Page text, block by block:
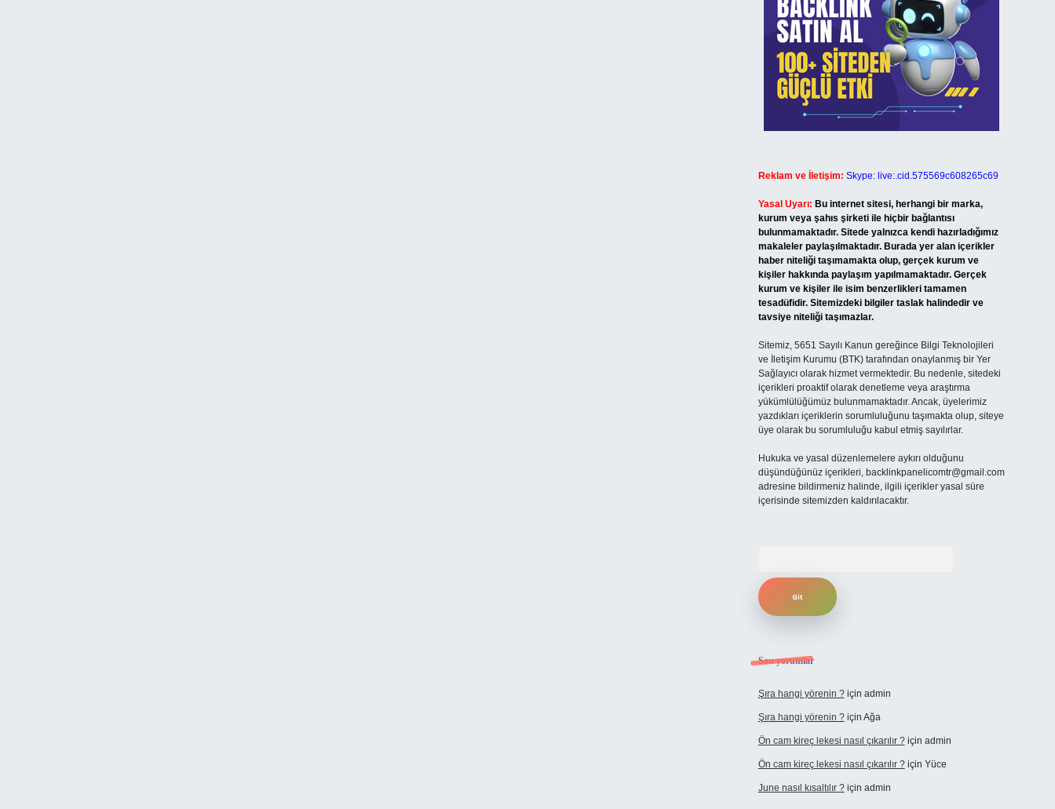
Reklam ve İletişim: Skype: live:.cid.575569c608265c69
Yasal Uyarı: Bu internet sitesi, herhangi bir marka,
kurum veya şahıs şirketi ile hiçbir bağlantısı
bulunmamaktadır. Sitede yalnızca kendi hazırladığımız
makaleler paylaşılmaktadır. Burada yer alan içerikler
haber niteliği taşımamakta olup, gerçek kurum ve
kişiler hakkında paylaşım yapılmamaktadır. Gerçek
kurum ve kişiler ile isim benzerlikleri tamamen
tesadüfidir. Sitemizdeki bilgiler taslak halindedir ve
tavsiye niteliği taşımazlar.
Sitemiz, 5651 Sayılı Kanun gereğince Bilgi Teknolojileri
ve İletişim Kurumu (BTK) tarafından onaylanmış bir Yer
Sağlayıcı olarak hizmet vermektedir. Bu nedenle, sitedeki
içerikleri proaktif olarak denetleme veya araştırma
yükümlülüğümüz bulunmamaktadır. Ancak, üyelerimiz
yazdıkları içeriklerin sorumluluğunu taşımakta olup, siteye
üye olarak bu sorumluluğu kabul etmiş sayılırlar.
Hukuka ve yasal düzenlemelere aykırı olduğunu
düşündüğünüz içerikleri, backlinkpanelicomtr@gmail.com
adresine bildirmeniz halinde, ilgili içerikler yasal süre
içerisinde sitemizden kaldırılacaktır.
Son yorumlar
Şıra hangi yörenin ?için admin
Şıra hangi yörenin ?için Ağa
Ön cam kireç lekesi nasıl çıkarılır ?için admin
Ön cam kireç lekesi nasıl çıkarılır ?için Yüce
June nasıl kısaltılır ?için admin